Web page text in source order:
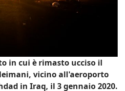
in cui è rimasto ucciso il
vicino all'aeroporto
in Iraq, il 3 gennaio 2020.